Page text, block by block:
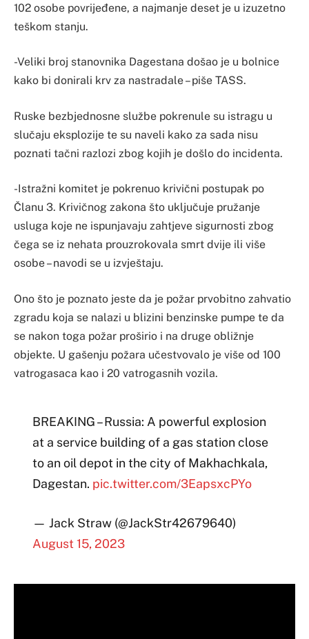
102 osobe povrijeđene, a najmanje deset je u izuzetno
teškom stanju.
-Veliki broj stanovnika Dagestana došao je u bolnice
kako bi donirali krv za nastradale – piše TASS.
Ruske bezbjednosne službe pokrenule su istragu u
slučaju eksplozije te su naveli kako za sada nisu
poznati tačni razlozi zbog kojih je došlo do incidenta.
-Istražni komitet je pokrenuo krivični postupak po
Članu 3. Krivičnog zakona što uključuje pružanje
usluga koje ne ispunjavaju zahtjeve sigurnosti zbog
čega se iz nehata prouzrokovala smrt dvije ili više
osobe – navodi se u izvještaju.
Ono što je poznato jeste da je požar prvobitno zahvatio
zgradu koja se nalazi u blizini benzinske pumpe te da
se nakon toga požar proširio i na druge obližnje
objekte. U gašenju požara učestvovalo je više od 100
vatrogasaca kao i 20 vatrogasnih vozila.
BREAKING – Russia: A powerful explosion
at a service building of a gas station close
to an oil depot in the city of Makhachkala,
Dagestan. pic.twitter.com/3EapsxcPYo
— Jack Straw (@JackStr42679640)
August 15, 2023